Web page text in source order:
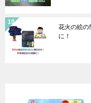
花火の絵の
に！